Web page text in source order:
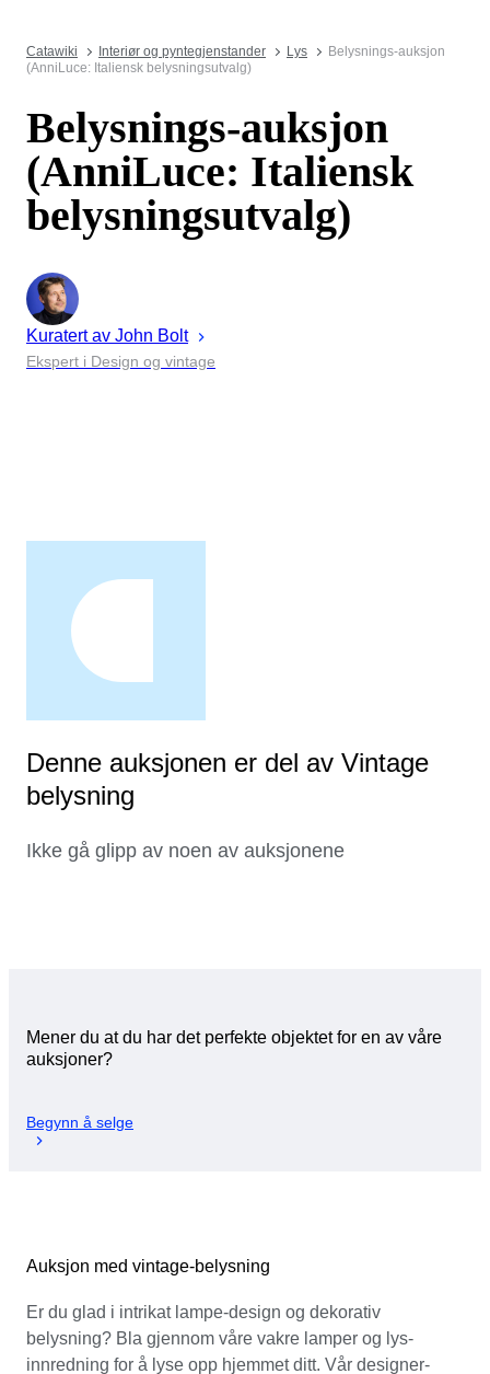
Catawiki Interiør og pyntegjenstander Lys
Belysnings-auksjon
(AnniLuce: Italiensk belysningsutvalg)
Belysnings-auksjon
(AnniLuce: Italiensk
belysningsutvalg)
Kuratert av John Bolt
Ekspert i Design og vintage
Denne auksjonen er del av Vintage
belysning
Ikke gå glipp av noen av auksjonene
Mener du at du har det perfekte objektet for en av våre
auksjoner?
Begynn å selge
Auksjon med vintage-belysning
Er du glad i intrikat lampe-design og dekorativ
belysning? Bla gjennom våre vakre lamper og lys-
innredning for å lyse opp hjemmet ditt. Vår designer-